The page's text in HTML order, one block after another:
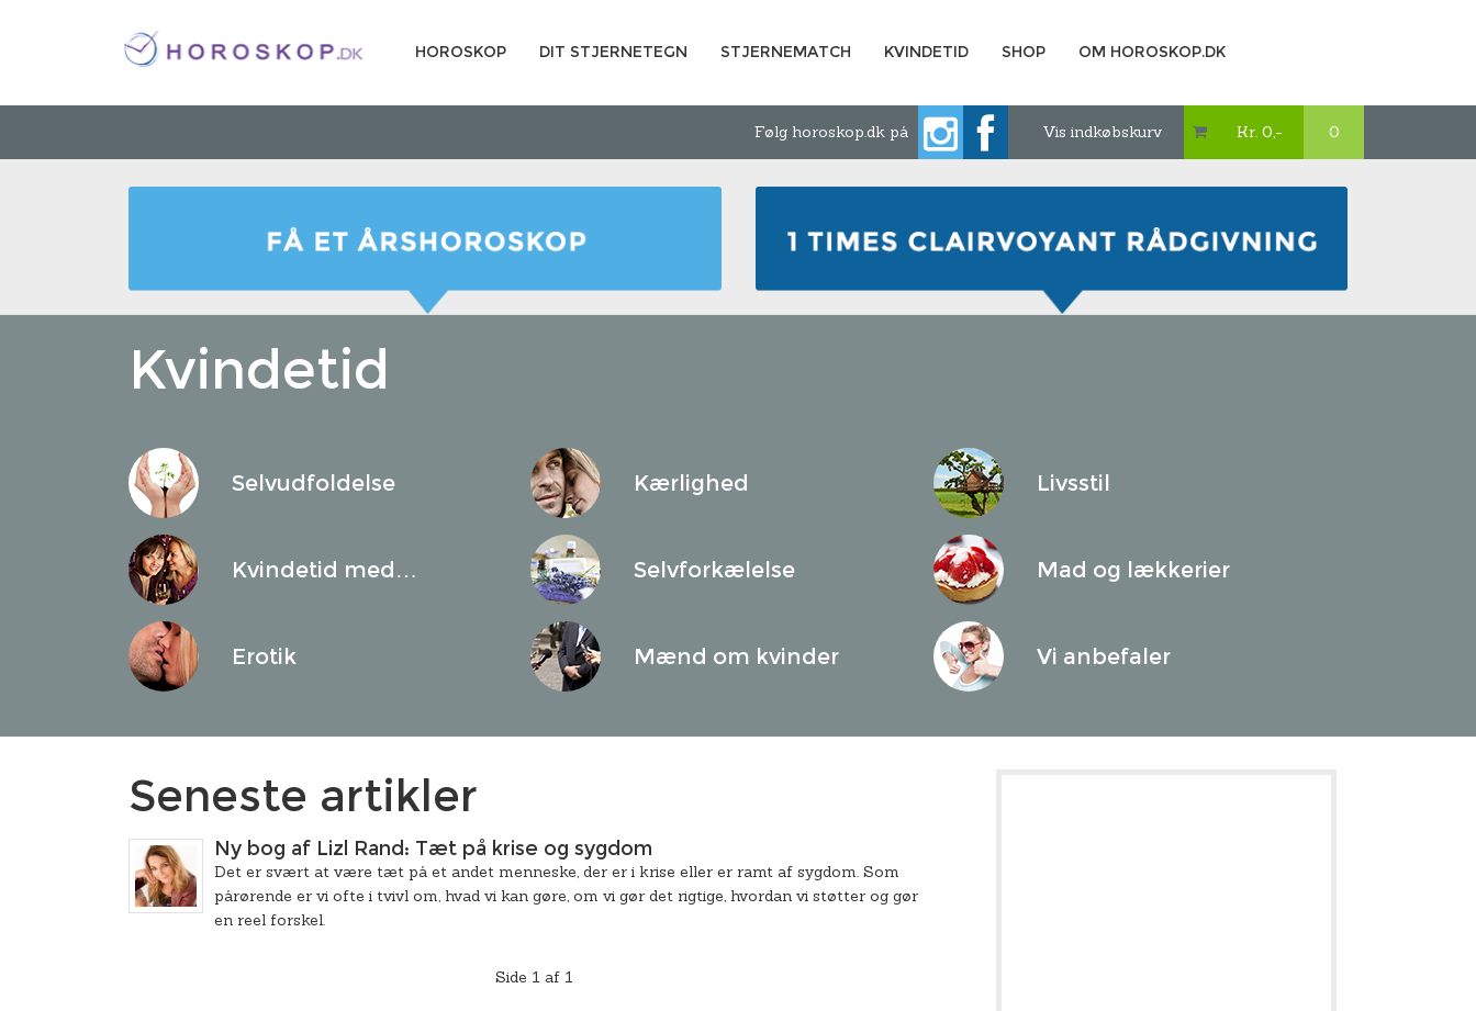
HOROSKOP DIT STJERNETEGN STJERNEMATCH KVINDETID SHOP OM HOROSKOP.DK
Følg horoskop.dk på Vis indkøbskurv  Kr. 0,- 0
Kvindetid
Selvudfoldelse Kærlighed Livsstil
Kvindetid med… Selvforkælelse Mad og lækkerier
Erotik Mænd om kvinder Vi anbefaler
Seneste artikler
Ny bog af Lizl Rand: Tæt på krise og sygdom
Det er svært at være tæt på et andet menneske, der er i krise eller er ramt af sygdom. Som
pårørende er vi ofte i tvivl om, hvad vi kan gøre, om vi gør det rigtige, hvordan vi støtter og gør
en reel forskel.
Side 1 af 1